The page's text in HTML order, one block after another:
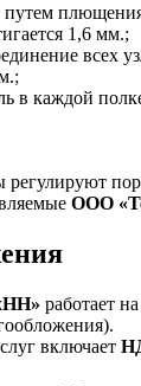
1,6 мм.;
всех
в каждой
ООО
работает
включает